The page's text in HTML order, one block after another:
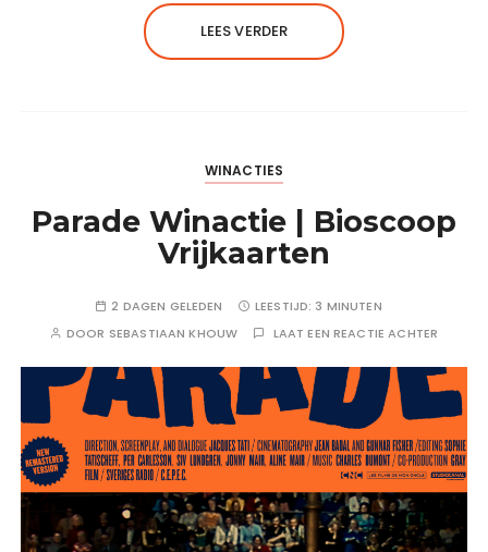
LEES VERDER
WINACTIES
Parade Winactie | Bioscoop
Vrijkaarten
2 DAGEN GELEDEN LEESTIJD: 3 MINUTEN
DOOR SEBASTIAAN KHOUW LAAT EEN REACTIE ACHTER